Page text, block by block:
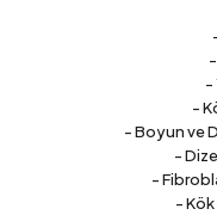
-
-
- Boyun ve
-
-
- Kök